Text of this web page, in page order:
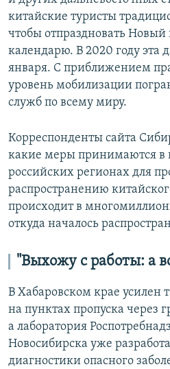
китайские туристы
чтобы отпраздновать Новый
календарю. В 2020 году эта
января. С приближением
уровень мобилизации
служб по всему миру.
Корреспонденты сайта
какие меры принимаются в
российских регионах для
распространению
происходит в
откуда началось
"Выхожу с работы: а
В Хабаровском крае
на пунктах пропуска через
а лаборатория
Новосибирска уже
диагностики опасного